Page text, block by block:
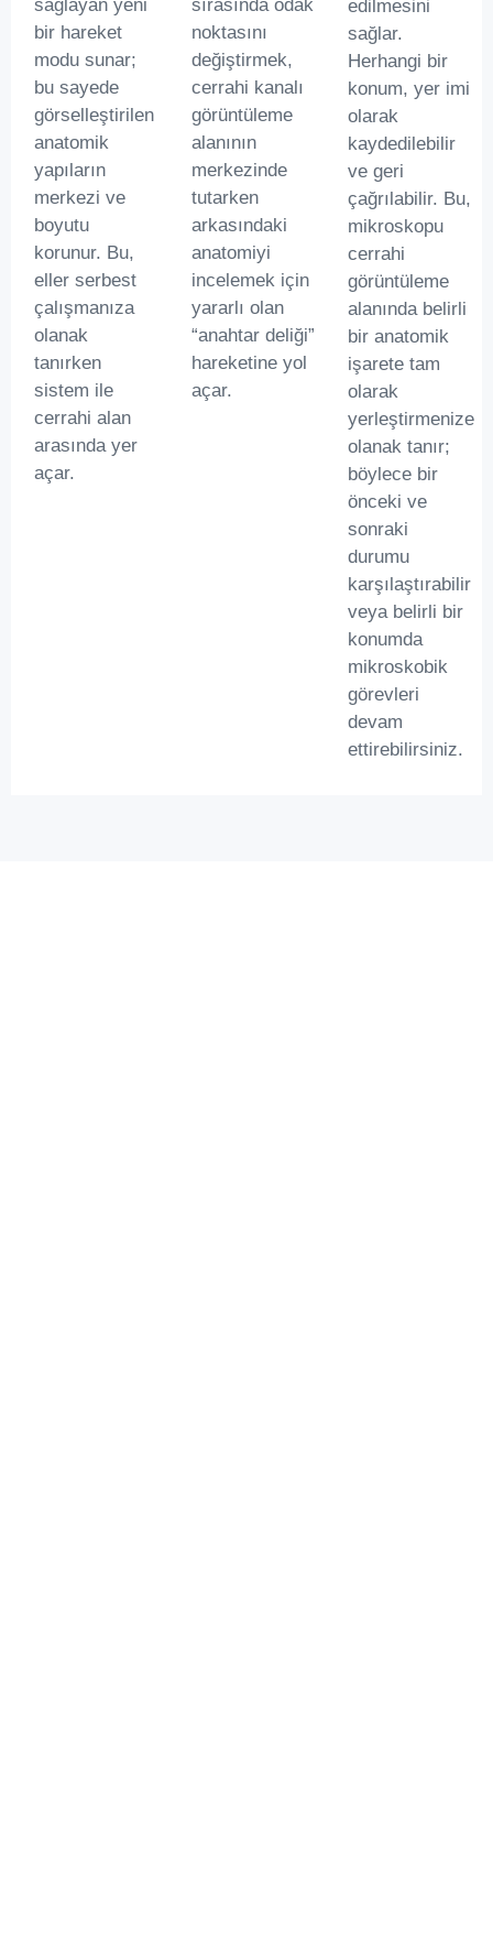
sağlayan yeni
bir hareket
modu sunar;
bu sayede
görselleştirilen
anatomik
yapıların
merkezi ve
boyutu
korunur. Bu,
eller serbest
çalışmanıza
olanak
tanırken
sistem ile
cerrahi alan
arasında yer
açar.
sırasında odak
noktasını
değiştirmek,
cerrahi kanalı
görüntüleme
alanının
merkezinde
tutarken
arkasındaki
anatomiyi
incelemek için
yararlı olan
“anahtar deliği”
hareketine yol
açar.
edilmesini
sağlar.
Herhangi bir
konum, yer imi
olarak
kaydedilebilir
ve geri
çağrılabilir. Bu,
mikroskopu
cerrahi
görüntüleme
alanında belirli
bir anatomik
işarete tam
olarak
yerleştirmenize
olanak tanır;
böylece bir
önceki ve
sonraki
durumu
karşılaştırabilir
veya belirli bir
konumda
mikroskobik
görevleri
devam
ettirebilirsiniz.